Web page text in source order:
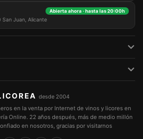
Abierta ahora · hasta las 20:00h
Juan, Alicante
desde 2004
en la venta por Internet de vinos y licores en
Online. 22 años después, más de medio millón
en nosotros, gracias por visitarnos